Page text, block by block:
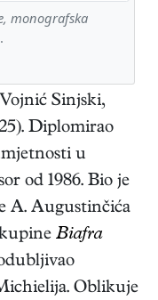
monografska
Vojnić Sinjski,
). Diplomirao
u
od 1986. Bio je
A. Augustinčića
Biafra
Oblikuje